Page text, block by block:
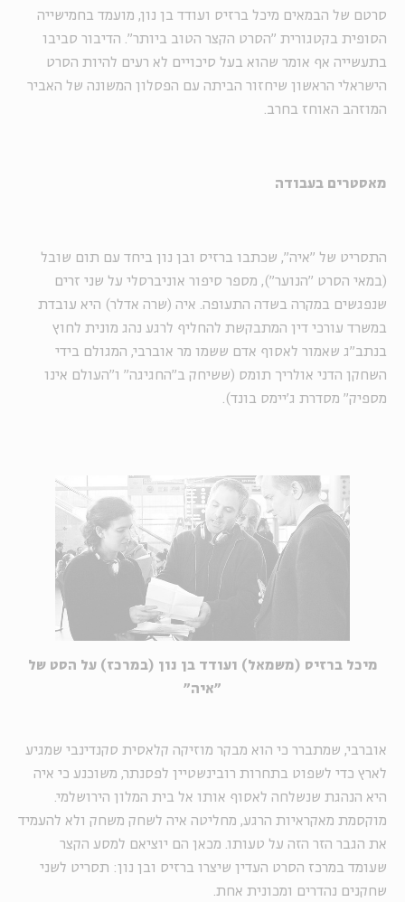
סרטם של הבמאים מיכל ברזיס ועודד בן נון, מועמד בחמישייה
הסופית בקטגורית "הסרט הקצר הטוב ביותר". הדיבור סביבו
בתעשייה אף אומר שהוא בעל סיכויים לא רעים להיות הסרט
הישראלי הראשון שיחזור הביתה עם הפסלון המשונה של האביר
המוזהב האוחז בחרב.
מאסטרים בעבודה
התסריט של "איה", שכתבו ברזיס ובן נון ביחד עם תום שובל
(במאי הסרט "הנוער"), מספר סיפור אוניברסלי על שני זרים
שנפגשים במקרה בשדה התעופה. איה (שרה אדלר) היא עובדת
במשרד עורכי דין המתבקשת להחליף לרגע נהג מונית לחוץ
בנתב"ג שאמור לאסוף אדם ששמו מר אוברבי, המגולם בידי
השחקן הדני אולריך תומס (ששיחק ב"החגיגה" ו"העולם אינו
מספיק" מסדרת ג'יימס בונד).
מיכל ברזיס (משמאל) ועודד בן נון (במרכז) על הסט של
"איה"
אוברבי, שמתברר כי הוא מבקר מוזיקה קלאסית סקנדינבי שמגיע
לארץ כדי לשפוט בתחרות רובינשטיין לפסנתר, משוכנע כי איה
היא הנהגת שנשלחה לאסוף אותו אל בית המלון הירושלמי.
מוקסמת מאקראיות הרגע, מחליטה איה לשחק משחק ולא להעמיד
את הגבר הזר הזה על טעותו. מכאן הם יוציאם למסע הקצר
שעומד במרכז הסרט העדין שיצרו ברזיס ובן נון: תסריט לשני
שחקנים נהדרים ומכונית אחת.